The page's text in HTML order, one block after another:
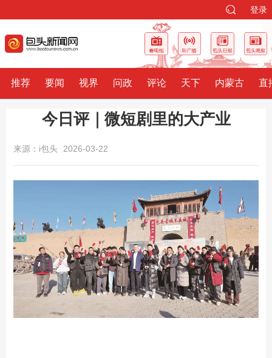
登录
推荐 要闻 视界 问政 评论 天下 内蒙古 直
今日评｜微短剧里的大产业
来源：i包头 2026-03-22